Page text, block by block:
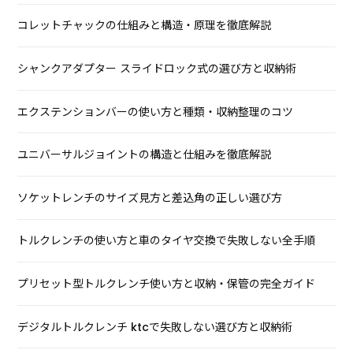
コレットチャックの仕組みと構造・原理を徹底解説
シャンクアダプター スライドロック式の選び方と収納術
エクステンションバーの使い方と種類・収納整理のコツ
ユニバーサルジョイントの構造と仕組みを徹底解説
ソケットレンチのサイズ見方と差込角の正しい選び方
トルクレンチの使い方と車のタイヤ交換で失敗しない全手順
プリセット型トルクレンチ使い方と収納・保管の完全ガイド
デジタルトルクレンチ ktcで失敗しない選び方と収納術